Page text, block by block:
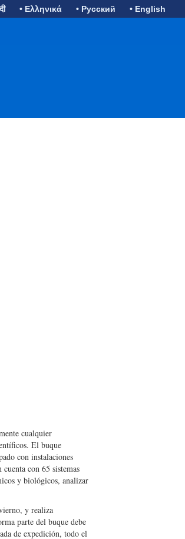
• Ελληνικά • Русский • English
cualquier
El buque
con instalaciones
con 65 sistemas
y biológicos, analizar
y realiza
parte del buque debe
de expedición, todo el